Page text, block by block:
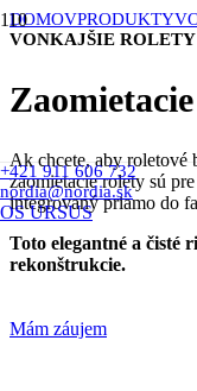
+421 911 606 732
nordia@nordia.sk
OS URSUS
DOMOVPRODUKTY
VONKAJŠIE ROLETY
Ak chcete, aby
zaomietacie rolety sú
integrovaný priamo do
Toto elegantné a čisté
rekonštrukcie.
Mám záujem